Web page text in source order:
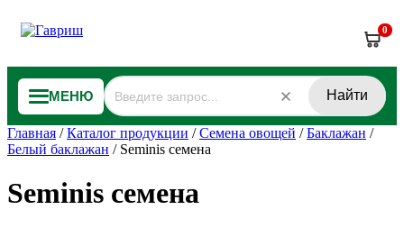
0
МЕНЮ Найти
Главная /Каталог продукции /Семена овощей /Баклажан /
Белый баклажан / Seminis семена
Seminis семена